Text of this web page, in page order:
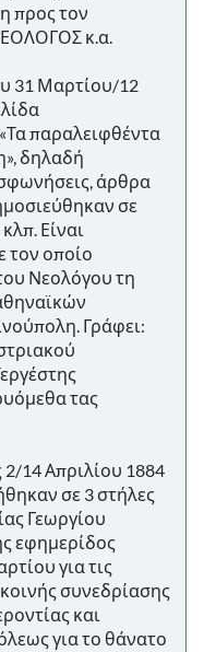
προς τον
κ.α.
31 Μαρτίου/12
παραλειφθέντα
δηλαδή
άρθρα
σε
Είναι
τον οποίο
Νεολόγου τη
Γράφει:
τας
14 Απριλίου 1884
σε 3 στήλες
Γεωργίου
εφημερίδος
για τις
συνεδρίασης
και
για το θάνατο